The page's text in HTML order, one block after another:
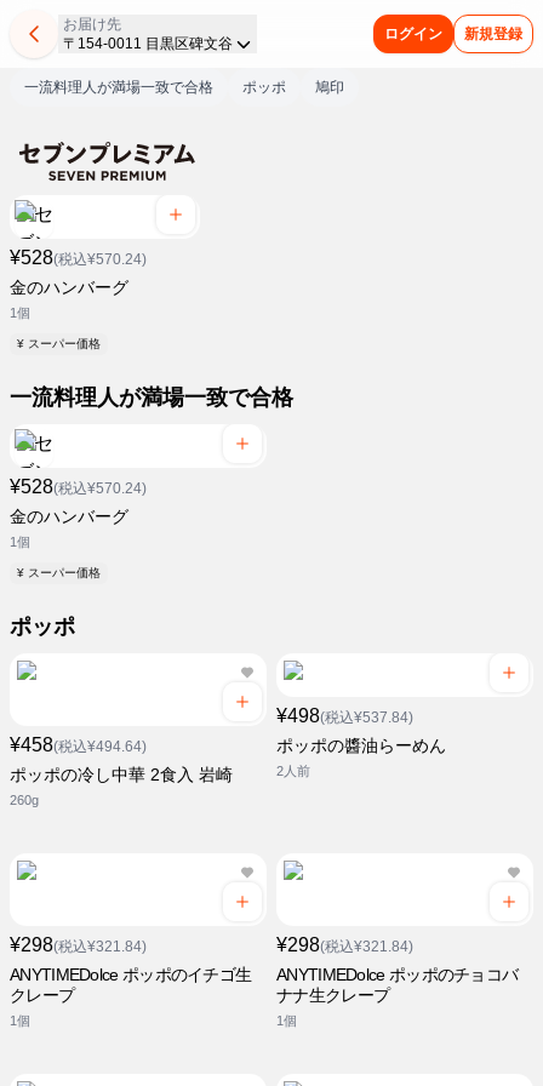
お届け先
〒154-0011 目黒区碑文谷
ログイン 新規登録
一流料理人が満場一致で合格 ポッポ 鳩印
¥528(税込¥570.24)
金のハンバーグ
1個
¥ スーパー価格
一流料理人が満場一致で合格
¥528(税込¥570.24)
金のハンバーグ
1個
¥ スーパー価格
ポッポ
¥458(税込¥494.64)
ポッポの冷し中華 2食入 岩崎
260g
¥498(税込¥537.84)
ポッポの醬油らーめん
2人前
¥298(税込¥321.84)
ANYTIMEDolce ポッポのイチゴ生
クレープ
1個
¥298(税込¥321.84)
ANYTIMEDolce ポッポのチョコバ
ナナ生クレープ
1個